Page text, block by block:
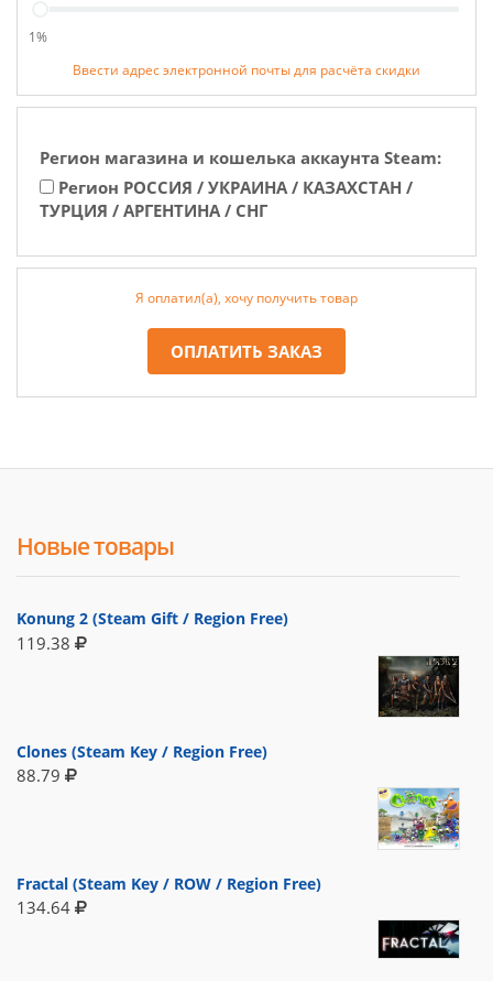
1%
Ввести адрес электронной почты для расчёта скидки
Регион магазина и кошелька аккаунта Steam:
Регион РОССИЯ / УКРАИНА / КАЗАХСТАН /
ТУРЦИЯ / АРГЕНТИНА / СНГ
Я оплатил(а), хочу получить товар
ОПЛАТИТЬ ЗАКАЗ
Новые товары
Konung 2 (Steam Gift / Region Free)
119.38
Clones (Steam Key / Region Free)
88.79
Fractal (Steam Key / ROW / Region Free)
134.64